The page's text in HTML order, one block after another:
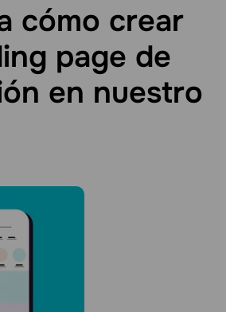
cómo crear
page de
en nuestro